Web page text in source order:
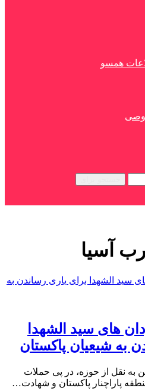
همسو
آسیا
های سید الشهدا
به شیعیان پاکستان
به نقل از حوزه، در پی حملات
پاراچنار پاکستان و شهادت…